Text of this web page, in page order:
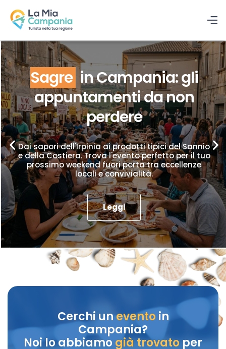
Sagre in Campania: gli
appuntamenti da non
perdere
Dai sapori dell'Irpinia ai prodotti tipici del Sannio
e della Costiera. Trova l'evento perfetto per il tuo
prossimo weekend fuori porta tra eccellenze
locali e convivialità.
Leggi
Cerchi unevento in
Campania?
Noi lo abbiamo già trovatoper